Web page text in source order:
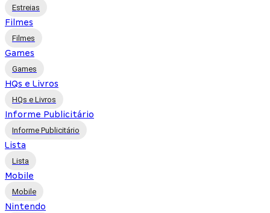
Estreias
Filmes
Filmes
Games
Games
HQs e Livros
HQs e Livros
Informe Publicitário
Informe Publicitário
Lista
Lista
Mobile
Mobile
Nintendo